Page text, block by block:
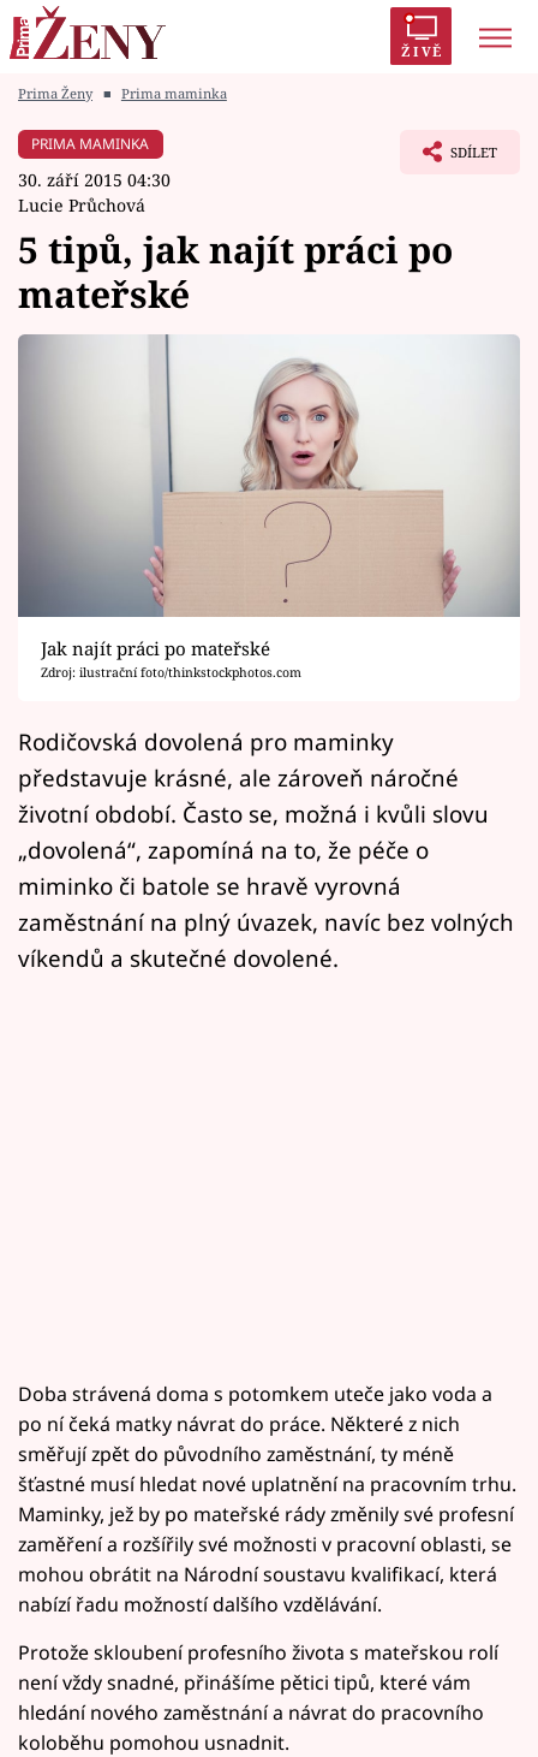
ŽIVĚ
Módní alarm
Zrádci
Témata
Horoskopy
Sledujte prima+
Filmový festival Karlovy Vary
Mámy sobě
Přihlášení
Sledujte nás
Prima Ženy ■ Prima maminka
PRIMA MAMINKA
30. září 2015 04:30
Lucie Průchová
SDÍLET
5 tipů, jak najít práci po
mateřské
Jak najít práci po mateřské
Zdroj: ilustrační foto/thinkstockphotos.com
Rodičovská dovolená pro maminky
představuje krásné, ale zároveň náročné
životní období. Často se, možná i kvůli slovu
„dovolená“, zapomíná na to, že péče o
miminko či batole se hravě vyrovná
zaměstnání na plný úvazek, navíc bez volných
víkendů a skutečné dovolené.
Doba strávená doma s potomkem uteče jako voda a
po ní čeká matky návrat do práce. Některé z nich
směřují zpět do původního zaměstnání, ty méně
šťastné musí hledat nové uplatnění na pracovním trhu.
Maminky, jež by po mateřské rády změnily své profesní
zaměření a rozšířily své možnosti v pracovní oblasti, se
mohou obrátit na Národní soustavu kvalifikací, která
nabízí řadu možností dalšího vzdělávání.
Protože skloubení profesního života s mateřskou rolí
není vždy snadné, přinášíme pětici tipů, které vám
hledání nového zaměstnání a návrat do pracovního
koloběhu pomohou usnadnit.